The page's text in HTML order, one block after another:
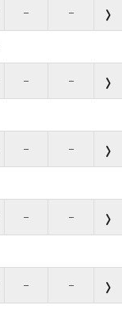
– –
– –
– –
– –
– –